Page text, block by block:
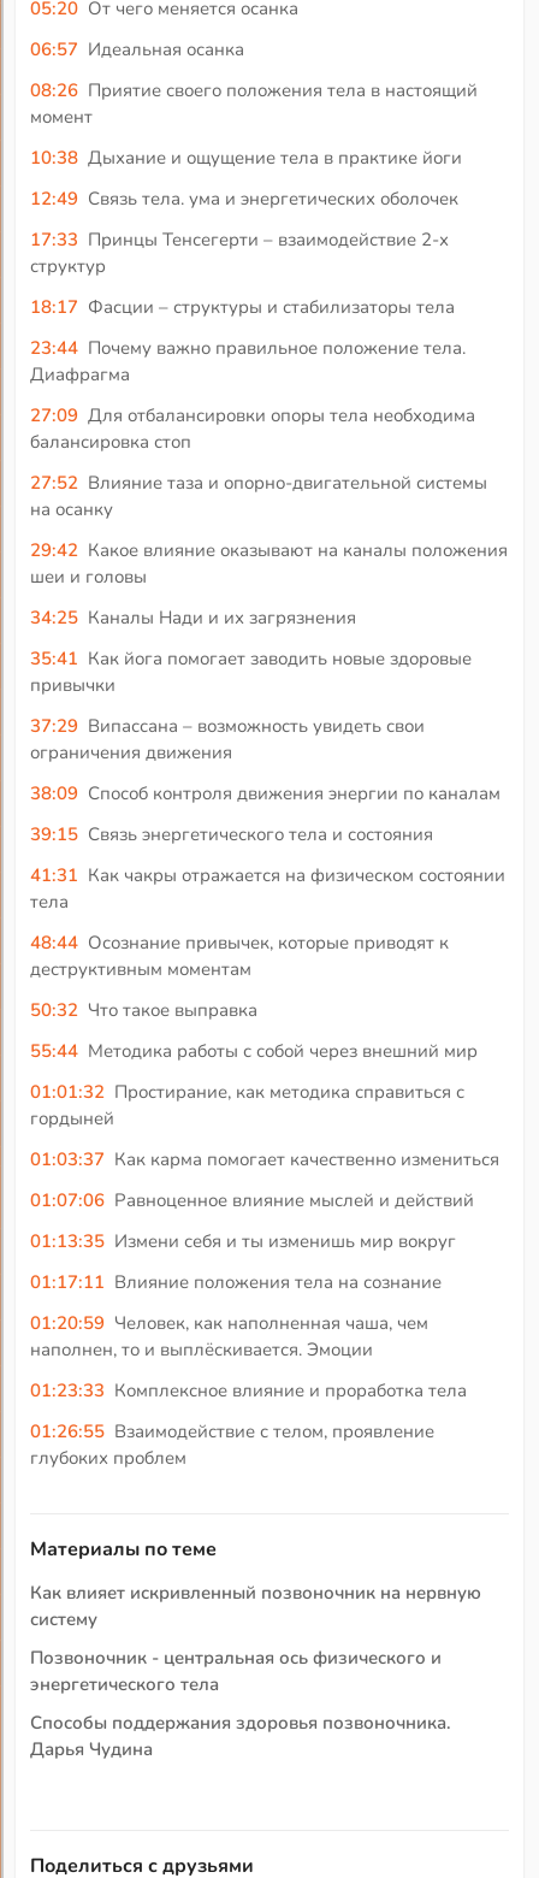
05:20 От чего меняется осанка
06:57 Идеальная осанка
08:26 Приятие своего положения тела в настоящий
момент
10:38 Дыхание и ощущение тела в практике йоги
12:49 Связь тела. ума и энергетических оболочек
17:33 Принцы Тенсегерти – взаимодействие 2-х
структур
18:17 Фасции – структуры и стабилизаторы тела
23:44 Почему важно правильное положение тела.
Диафрагма
27:09 Для отбалансировки опоры тела необходима
балансировка стоп
27:52 Влияние таза и опорно-двигательной системы
на осанку
29:42 Какое влияние оказывают на каналы положения
шеи и головы
34:25 Каналы Нади и их загрязнения
35:41 Как йога помогает заводить новые здоровые
привычки
37:29 Випассана – возможность увидеть свои
ограничения движения
38:09 Способ контроля движения энергии по каналам
39:15 Связь энергетического тела и состояния
41:31 Как чакры отражается на физическом состоянии
тела
48:44 Осознание привычек, которые приводят к
деструктивным моментам
50:32 Что такое выправка
55:44 Методика работы с собой через внешний мир
01:01:32 Простирание, как методика справиться с
гордыней
01:03:37 Как карма помогает качественно измениться
01:07:06 Равноценное влияние мыслей и действий
01:13:35 Измени себя и ты изменишь мир вокруг
01:17:11 Влияние положения тела на сознание
01:20:59 Человек, как наполненная чаша, чем
наполнен, то и выплёскивается. Эмоции
01:23:33 Комплексное влияние и проработка тела
01:26:55 Взаимодействие с телом, проявление
глубоких проблем
Материалы по теме
Как влияет искривленный позвоночник на нервную
систему
Позвоночник - центральная ось физического и
энергетического тела
Способы поддержания здоровья позвоночника.
Дарья Чудина
Поделиться с друзьями